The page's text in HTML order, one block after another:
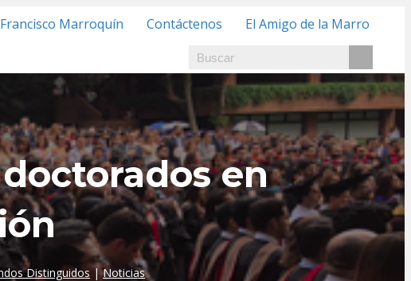
Marroquín Contáctenos El Amigo de la Marro
en
Distinguidos |Noticias